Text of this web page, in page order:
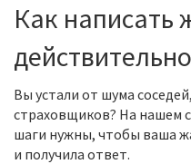
Как написать
Вы устали от шума
страховщиков? На нашем
шаги нужны, чтобы ваша
и получила ответ.